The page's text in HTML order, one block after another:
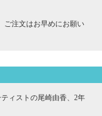
ご注文はお早めにお願い
ィストの尾崎由香、2年